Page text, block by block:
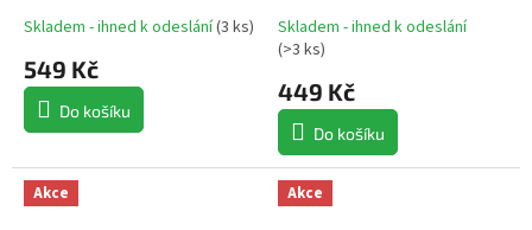
Skladem - ihned k odeslání(3 ks)
549 Kč
Do košíku
Skladem - ihned k odeslání
(>3 ks)
449 Kč
Do košíku
Akce Akce